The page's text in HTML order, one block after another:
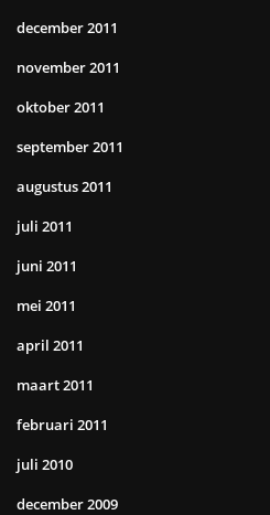
december 2011
november 2011
oktober 2011
september 2011
augustus 2011
juli 2011
juni 2011
mei 2011
april 2011
maart 2011
februari 2011
juli 2010
december 2009